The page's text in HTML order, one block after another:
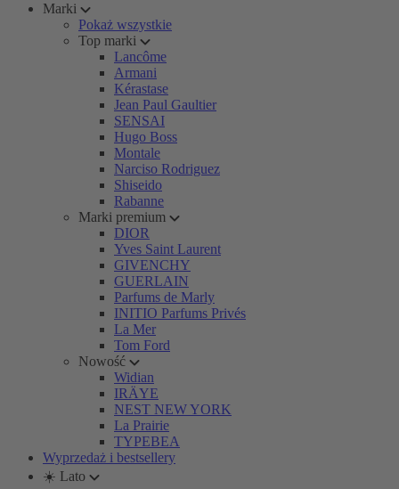
Marki
Pokaż wszystkie
Top marki
Lancôme
Armani
Kérastase
Jean Paul Gaultier
SENSAI
Hugo Boss
Montale
Narciso Rodriguez
Shiseido
Rabanne
Marki premium
DIOR
Yves Saint Laurent
GIVENCHY
GUERLAIN
Parfums de Marly
INITIO Parfums Privés
La Mer
Tom Ford
Nowość
Widian
IRÄYE
NEST NEW YORK
La Prairie
TYPEBEA
Wyprzedaż i bestsellery
☀️ Lato